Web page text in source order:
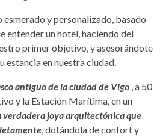
y personalizado, basado
entender un hotel, haciendo del
primer objetivo, y asesorándote
estancia en nuestra ciudad.
antiguo de la ciudad de Vigo , a 50
y la Estación Marítima, en un
verdadera joya arquitectónica que
, dotándola de confort y